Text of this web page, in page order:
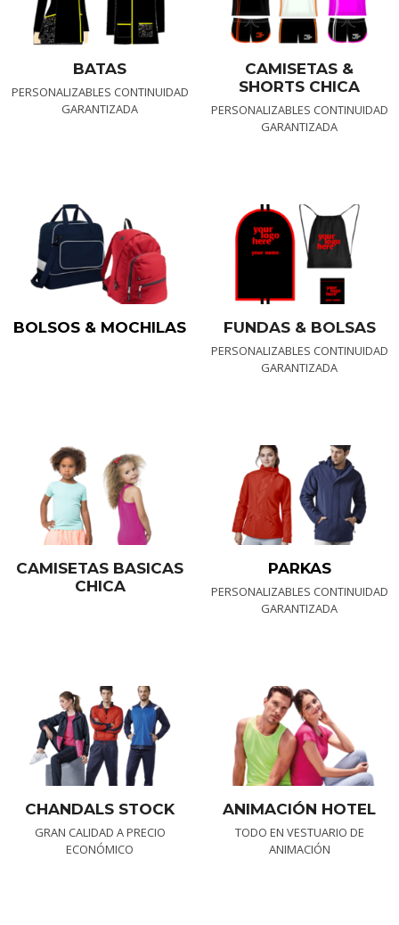
BATAS
PERSONALIZABLES CONTINUIDAD
GARANTIZADA
CAMISETAS &
SHORTS CHICA
PERSONALIZABLES CONTINUIDAD
GARANTIZADA
BOLSOS & MOCHILAS FUNDAS & BOLSAS
PERSONALIZABLES CONTINUIDAD
GARANTIZADA
CAMISETAS BASICAS
CHICA
PARKAS
PERSONALIZABLES CONTINUIDAD
GARANTIZADA
CHANDALS STOCK
GRAN CALIDAD A PRECIO
ECONÓMICO
ANIMACIÓN HOTEL
TODO EN VESTUARIO DE
ANIMACIÓN